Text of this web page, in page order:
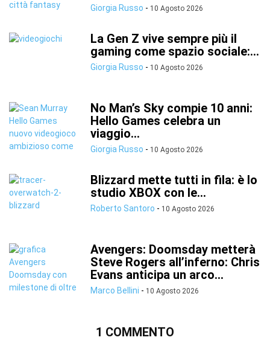
Giorgia Russo - 10 Agosto 2026
La Gen Z vive sempre più il
gaming come spazio sociale:...
Giorgia Russo - 10 Agosto 2026
No Man’s Sky compie 10 anni:
Hello Games celebra un
viaggio...
Giorgia Russo - 10 Agosto 2026
Blizzard mette tutti in fila: è lo
studio XBOX con le...
Roberto Santoro - 10 Agosto 2026
Avengers: Doomsday metterà
Steve Rogers all’inferno: Chris
Evans anticipa un arco...
Marco Bellini - 10 Agosto 2026
1 COMMENTO